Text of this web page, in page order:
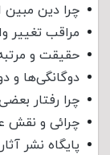
چرا دین مبین
مراقب تغییر
حقیقت و
دوگانگی‌ها و
چرا رفتار
چرائی و نقش
پایگاه نشر